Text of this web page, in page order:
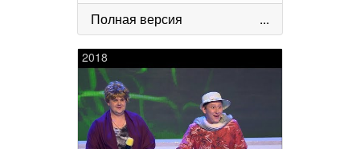
Полная версия ...
2018